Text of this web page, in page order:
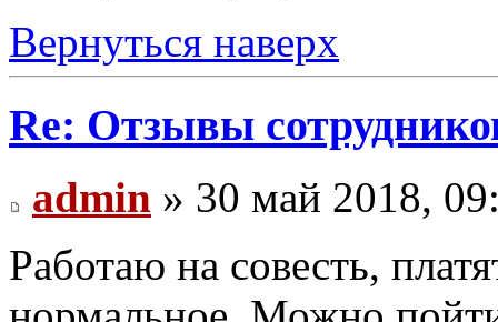
Вернуться наверх
Re: Отзывы
admin » 30 май 2018,
Работаю на совесть,